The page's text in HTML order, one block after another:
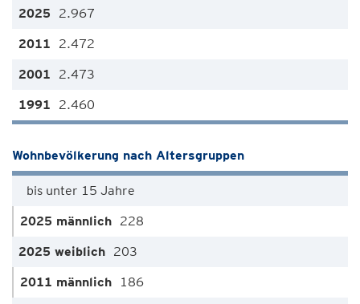
2.967
2.472
2.473
2.460
Wohnbevölkerung nach Altersgruppen
bis unter 15 Jahre
228
203
186